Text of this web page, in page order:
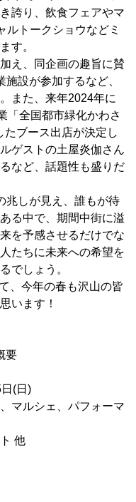
誇り、飲食フェアやマ
ルトークショウなどミ
す。
え、同企画の趣旨に賛
設が参加するなど、
また、来年2024年に
「全国都市緑化かわさ
ブース出店が決定し
ゲストの土屋炎伽さん
など、話題性も盛りだ
兆しが見え、誰もが待
る中で、期間中街に溢
を予感させるだけでな
たちに未来への希望を
でしょう。
、今年の春も沢山の皆
います！
要
(日)
マルシェ、パフォーマ
他